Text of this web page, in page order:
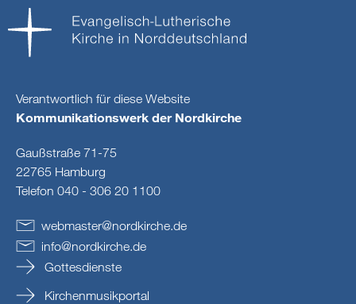
Verantwortlich für diese Website
Kommunikationswerk der Nordkirche
Gaußstraße 71-75
22765 Hamburg
Telefon 040 - 306 20 1100
webmaster@nordkirche.de
info@nordkirche.de
Gottesdienste
Kirchenmusikportal